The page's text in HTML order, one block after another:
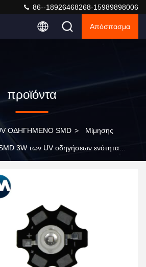
86--18926468268-15989898006
Απόσπασμα
προϊόντα
ΟΔΗΓΗΜΕΝΟ SMD > Μίμησης
3W των UV οδηγήσεων ενότητα